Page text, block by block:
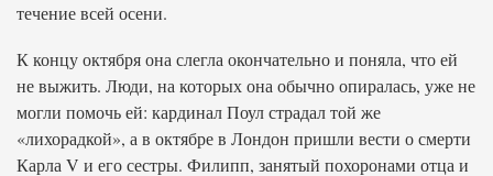
течение всей осени.
К концу октября она слегла окончательно и поняла, что ей
не выжить. Люди, на которых она обычно опиралась, уже не
могли помочь ей: кардинал Поул страдал той же
«лихорадкой», а в октябре в Лондон пришли вести о смерти
Карла V и его сестры. Филипп, занятый похоронами отца и